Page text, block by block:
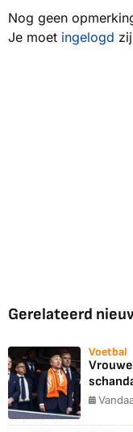
Nog geen
Je moet ingelogd
Gerelateerd
Voetbal